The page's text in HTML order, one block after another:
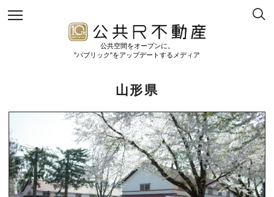
公共空間をオープンに。
"パブリック"をアップデートするメディア
山形県